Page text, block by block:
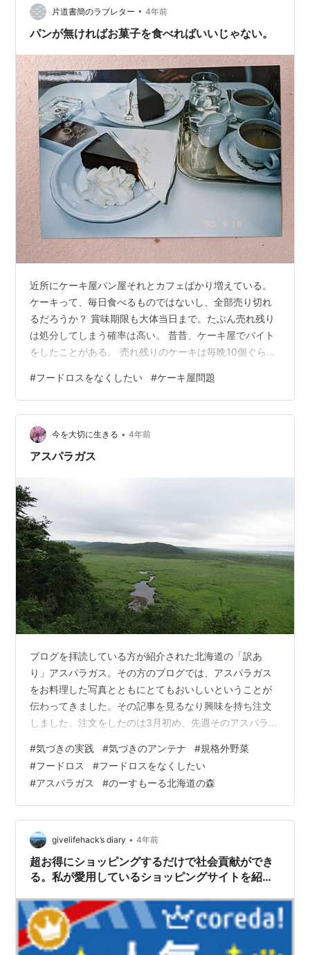
片道書簡のラブレター • 4年前
パンが無ければお菓子を食べればいいじゃない。
近所にケーキ屋パン屋それとカフェばかり増えている。
ケーキって、毎日食べるものではないし、全部売り切れ
るだろうか？ 賞味期限も大体当日まで。たぶん売れ残り
は処分してしまう確率は高い。 昔昔、ケーキ屋でバイト
をしたことがある。 売れ残りのケーキは毎晩10個ぐらい
配りまくった。 最初は嬉しかったけど毎日となると、深
刻になってくる。 どこへ配ろうか。。。 こんなにかわい
く綺麗に作ったケーキが可哀そうだ。 ケーキ屋さんは閉
店間際に値下げしたりしない。 値下げするより捨てるほ
うがプライドを保てる。 そもそもケーキ屋が多すぎる。
#フードロスをなくしたい #ケーキ屋問題
今を大切に生きる • 4年前
アスパラガス
ブログを拝読している方が紹介された北海道の「訳あ
り」アスパラガス。その方のブログでは、アスパラガス
をお料理した写真とともにとてもおいしいということが
伝わってきました。その記事を見るなり興味を持ち注文
しました。注文をしたのは3月初め、先週そのアスパラガ
っぱいに入っています。クール便で届きました。注文を
したのは「訳あり」のアスパラガス。ですが、箱を開け
るときれいなアスパラガスが整頓したように袋いっぱい
に入っていました。届いたのは20時すぎ、すでに食事を
終えていましたが、少し塩ゆでして食べました。 「おい
し～！」とてもあまい。新鮮…
#気づきの実践 #気づきのアンテナ #規格外野菜
#フードロス #フードロスをなくしたい
#アスパラガス #のーすもーる北海道の森
givelifehack’s diary • 4年前
超お得にショッピングするだけで社会貢献ができ
る。私が愛用しているショッピングサイトを紹